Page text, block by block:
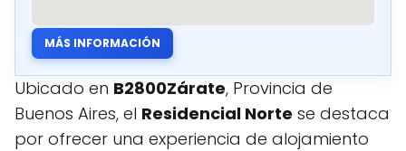
MÁS INFORMACIÓN
Ubicado en B2800Zárate, Provincia de
Buenos Aires, el Residencial Norte se destaca
por ofrecer una experiencia de alojamiento